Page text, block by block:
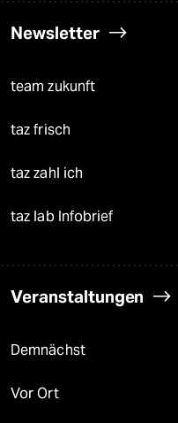
Newsletter
team zukunft
taz frisch
taz zahl ich
taz lab Infobrief
Veranstaltungen
Demnächst
Vor Ort